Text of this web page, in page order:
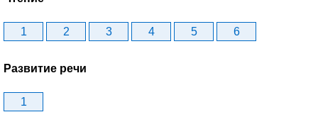
1 2 3 4 5 6
Развитие речи
1